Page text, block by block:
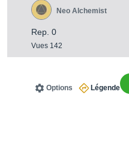
Rep. 0
Vues 142
Neo Alchemist
Légende
Options